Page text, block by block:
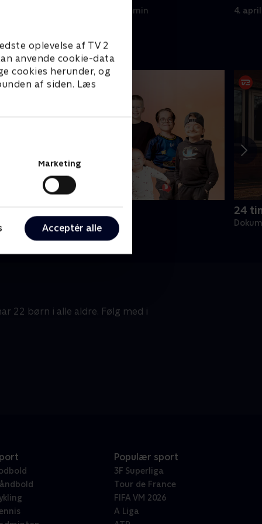
oplevelse af TV 2
anvende cookie-data
cookies herunder, og
af siden. Læs
Marketing
Acceptér alle
3. august 2021 • 44 min 4.
sjældne danskere
• 6 sæsoner
24
22 børn i alle aldre. Følg med i
Populær sport
3F Superliga
Tour de France
FIFA VM 2026
A Liga